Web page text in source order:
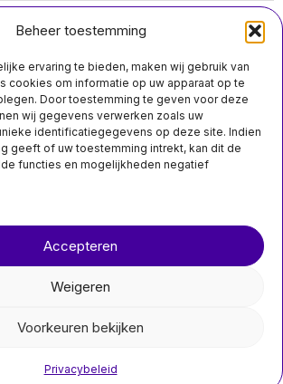
Beheer toestemming
ervaring te bieden, maken wij gebruik van
cookies om informatie op uw apparaat op te
Door toestemming te geven voor deze
wij gegevens verwerken zoals uw
identificatiegegevens op deze site. Indien
geeft of uw toestemming intrekt, kan dit de
functies en mogelijkheden negatief
Accepteren
Weigeren
Voorkeuren bekijken
Privacybeleid
nieuwsimpuls.online
verlengd
verdachte in
op Lisa;
start in
periode van